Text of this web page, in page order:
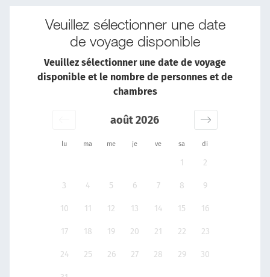
Veuillez sélectionner une date
de voyage disponible
Veuillez sélectionner une date de voyage
disponible et le nombre de personnes et de
chambres
lu ma me je ve sa di
août 2026
1 2
3 4 5 6 7 8 9
10 11 12 13 14 15 16
17 18 19 20 21 22 23
24 25 26 27 28 29 30